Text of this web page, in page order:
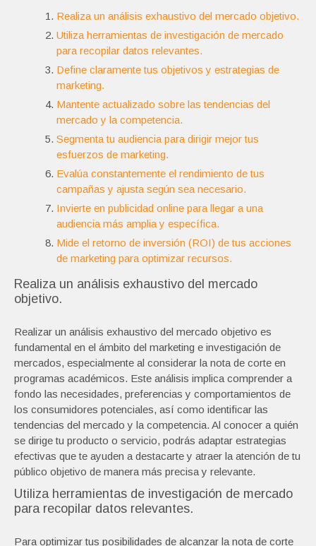
Realiza un análisis exhaustivo del mercado objetivo.
Utiliza herramientas de investigación de mercado
para recopilar datos relevantes.
Define claramente tus objetivos y estrategias de
marketing.
Mantente actualizado sobre las tendencias del
mercado y la competencia.
Segmenta tu audiencia para dirigir mejor tus
esfuerzos de marketing.
Evalúa constantemente el rendimiento de tus
campañas y ajusta según sea necesario.
Invierte en publicidad online para llegar a una
audiencia más amplia y específica.
Mide el retorno de inversión (ROI) de tus acciones
de marketing para optimizar recursos.
Realiza un análisis exhaustivo del mercado
objetivo.
Realizar un análisis exhaustivo del mercado objetivo es
fundamental en el ámbito del marketing e investigación de
mercados, especialmente al considerar la nota de corte en
programas académicos. Este análisis implica comprender a
fondo las necesidades, preferencias y comportamientos de
los consumidores potenciales, así como identificar las
tendencias del mercado y la competencia. Al conocer a quién
se dirige tu producto o servicio, podrás adaptar estrategias
efectivas que te ayuden a destacarte y atraer la atención de tu
público objetivo de manera más precisa y relevante.
Utiliza herramientas de investigación de mercado
para recopilar datos relevantes.
Para optimizar tus posibilidades de alcanzar la nota de corte